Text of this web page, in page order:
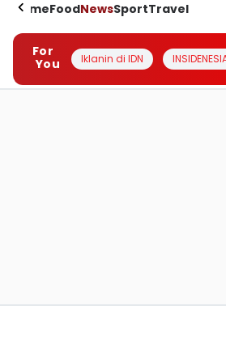
HomeFoodNewsSportTravel
For
You
Iklanin di IDN